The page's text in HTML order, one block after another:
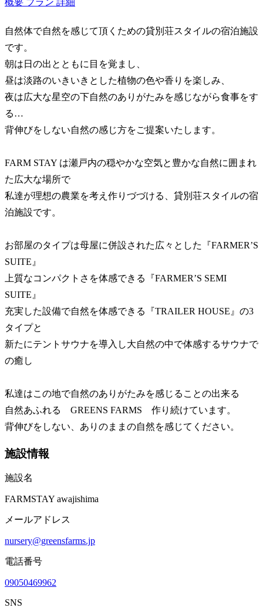
自然体で自然を感じて頂くための貸別荘スタイルの宿泊施設
です。
朝は日の出とともに目を覚まし、
昼は淡路のいきいきとした植物の色や香りを楽しみ、
夜は広大な星空の下自然のありがたみを感じながら食事をす
る…
背伸びをしない自然の感じ方をご提案いたします。
FARM STAY は瀬戸内の穏やかな空気と豊かな自然に囲まれ
た広大な場所で
私達が理想の農業を考え作りづづける、貸別荘スタイルの宿
泊施設です。
お部屋のタイプは母屋に併設された広々とした『FARMER’S
SUITE』
上質なコンパクトさを体感できる『FARMER’S SEMI
SUITE』
充実した設備で自然を体感できる『TRAILER HOUSE』の3
タイプと
新たにテントサウナを導入し大自然の中で体感するサウナで
の癒し
私達はこの地で自然のありがたみを感じることの出来る
自然あふれる GREENS FARMS 作り続けています。
背伸びをしない、ありのままの自然を感じてください。
施設情報
施設名
FARMSTAY awajishima
メールアドレス
nursery@greensfarms.jp
電話番号
09050469962
SNS